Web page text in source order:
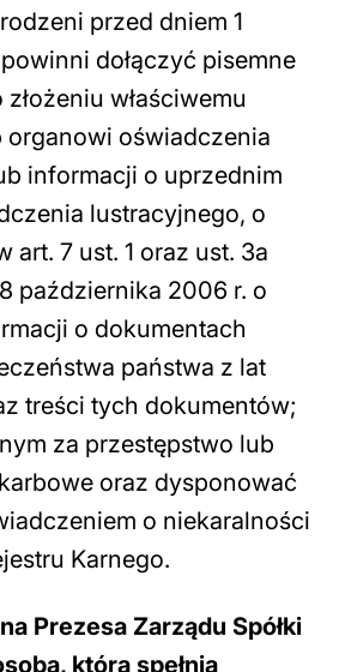
przed dniem 1
dołączyć pisemne
właściwemu
oświadczenia
informacji o uprzednim
lustracyjnego, o
art. 7 ust. 1 oraz ust. 3a
października 2006 r. o
o dokumentach
państwa z lat
treści tych dokumentów;
za przestępstwo lub
oraz dysponować
o niekaralności
Karnego.
Prezesa Zarządu Spółki
która spełnia